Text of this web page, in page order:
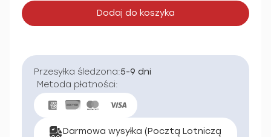
Dodaj do koszyka
Przesyłka śledzona:5-9 dni
Metoda płatności:
Darmowa wysyłka (Pocztą Lotniczą